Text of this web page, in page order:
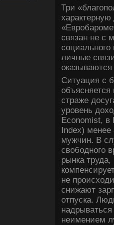
Три
связан не с
личные
Ситуация с
страже
уровень
Economist, в
Index)
мужчин. В
свободного
рынка
не
снижают
отпуска.
неимением